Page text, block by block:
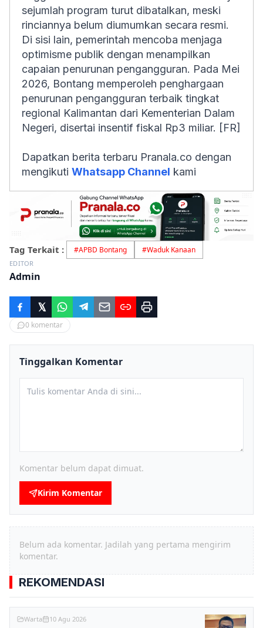
sejumlah program turut dibatalkan, meski
rinciannya belum diumumkan secara resmi.
Di sisi lain, pemerintah mencoba menjaga
optimisme publik dengan menampilkan
capaian penurunan pengangguran. Pada Mei
2026, Bontang memperoleh penghargaan
penurunan pengangguran terbaik tingkat
regional Kalimantan dari Kementerian Dalam
Negeri, disertai insentif fiskal Rp3 miliar. [FR]
Dapatkan berita terbaru Pranala.co dengan
mengikuti Whatsapp Channel kami
Tag Terkait : #APBD Bontang #Waduk Kanaan
EDITOR
Admin
0 komentar
Tinggalkan Komentar
Komentar belum dapat dimuat.
Kirim Komentar
Belum ada komentar. Jadilah yang pertama mengirim
komentar.
REKOMENDASI
Warta 10 Agu 2026